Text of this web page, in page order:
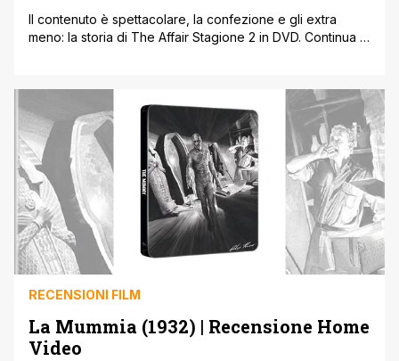
Il contenuto è spettacolare, la confezione e gli extra
meno: la storia di The Affair Stagione 2 in DVD. Continua la
Wilson) nel suo capitolo più compiuto e meglio riuscito: 12
episodi in 4 dischi da riscoprire e rivedere in [']
RECENSIONI FILM
La Mummia (1932) | Recensione Home
Video